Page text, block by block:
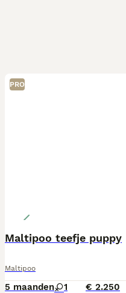
PRO
Maltipoo teefje puppy
Maltipoo
5 maanden 1 € 2.250